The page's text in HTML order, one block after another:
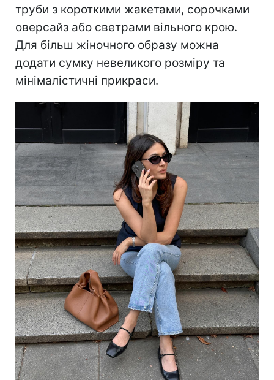
труби з короткими жакетами, сорочками
оверсайз або светрами вільного крою.
Для більш жіночного образу можна
додати сумку невеликого розміру та
мінімалістичні прикраси.